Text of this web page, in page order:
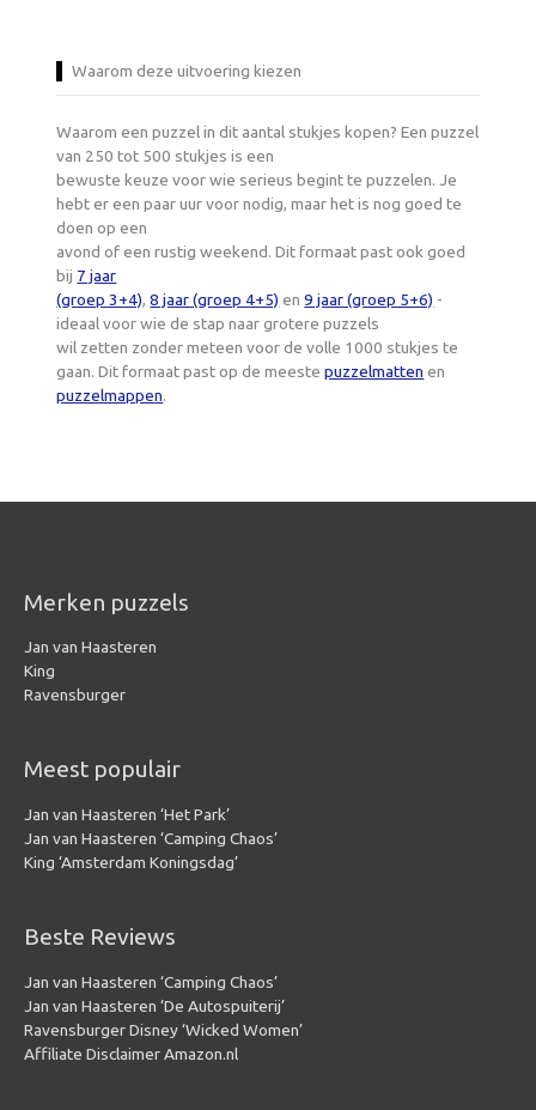
Waarom deze uitvoering kiezen
Waarom een puzzel in dit aantal stukjes kopen? Een puzzel
van 250 tot 500 stukjes is een
bewuste keuze voor wie serieus begint te puzzelen. Je
hebt er een paar uur voor nodig, maar het is nog goed te
doen op een
avond of een rustig weekend. Dit formaat past ook goed
bij 7 jaar
(groep 3+4),8 jaar (groep 4+5) en9 jaar (groep 5+6) -
ideaal voor wie de stap naar grotere puzzels
wil zetten zonder meteen voor de volle 1000 stukjes te
gaan. Dit formaat past op de meestepuzzelmatten en
puzzelmappen.
Merken puzzels
Jan van Haasteren
King
Ravensburger
Meest populair
Jan van Haasteren ‘Het Park’
Jan van Haasteren ‘Camping Chaos’
King ‘Amsterdam Koningsdag’
Beste Reviews
Jan van Haasteren ‘Camping Chaos’
Jan van Haasteren ‘De Autospuiterij’
Ravensburger Disney ‘Wicked Women’
Affiliate Disclaimer Amazon.nl